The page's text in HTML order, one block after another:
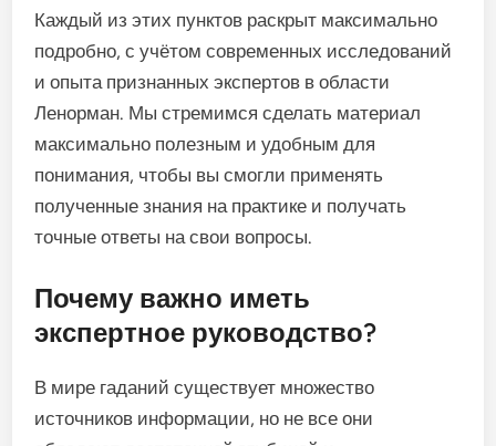
Каждый из этих пунктов раскрыт максимально
подробно, с учётом современных исследований
и опыта признанных экспертов в области
Ленорман. Мы стремимся сделать материал
максимально полезным и удобным для
понимания, чтобы вы смогли применять
полученные знания на практике и получать
точные ответы на свои вопросы.
Почему важно иметь
экспертное руководство?
В мире гаданий существует множество
источников информации, но не все они